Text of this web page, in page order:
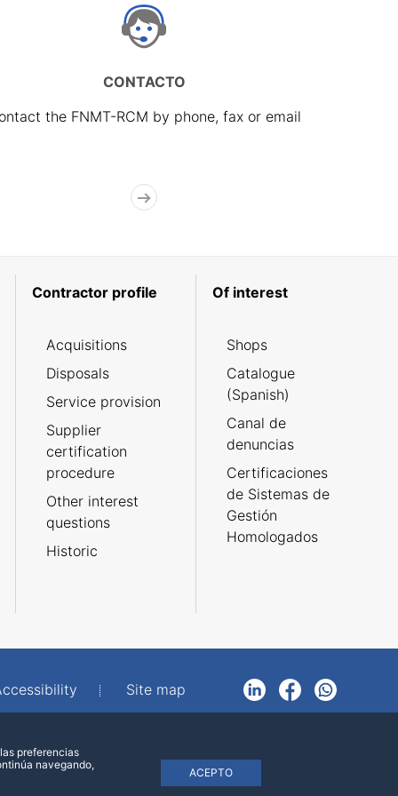
CONTACTO
the FNMT-RCM by phone, fax or email
Contractor profile
Acquisitions
Disposals
Service provision
Supplier
certification
procedure
Other interest
questions
Historic
Of interest
Shops
Catalogue
(Spanish)
Canal de
denuncias
Certificaciones
de Sistemas de
Gestión
Homologados
Site map
LinkedInFacebookWhatsApp
preferencias
navegando,
ACEPTO